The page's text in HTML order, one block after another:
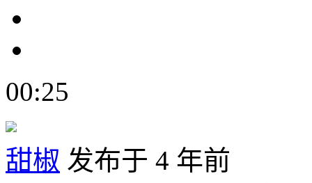
00:25
甜椒 发布于 4 年前